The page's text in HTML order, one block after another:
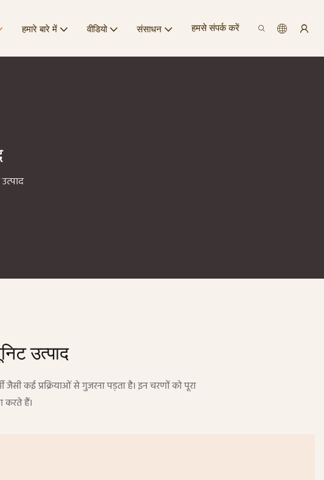
हमारे बारे में वीडियो संसाधन हमसे संपर्क करें
उत्पाद
कई प्रक्रियाओं से गुजरना पड़ता है। इन चरणों को पूरा
हैं।